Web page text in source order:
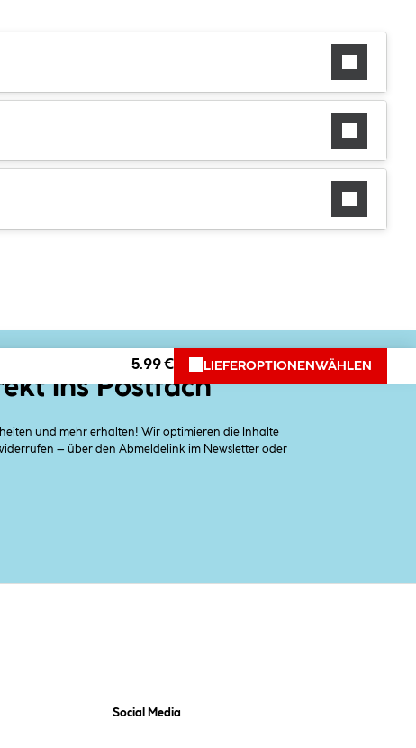
5.99 € LIEFEROPTIONEN WÄHLEN
ins Postfach
und mehr erhalten! Wir optimieren die Inhalte
– über den Abmeldelink im Newsletter oder
Social Media